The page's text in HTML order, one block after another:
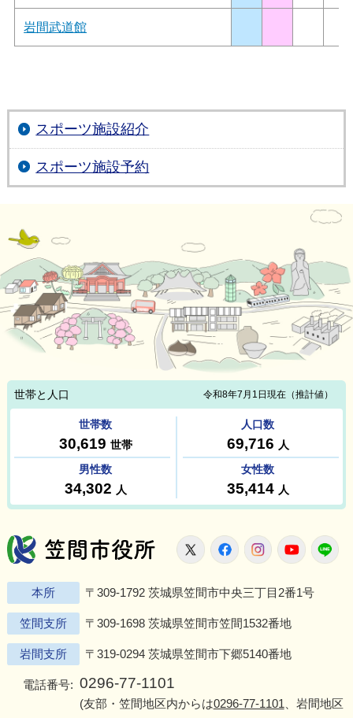
岩間武道館
スポーツ施設紹介
スポーツ施設予約
笠間市役所
X FacebookInstagram
本所 〒309-1792 茨城県笠間市中央三丁目2番1号
笠間支所 〒309-1698 茨城県笠間市笠間1532番地
岩間支所 〒319-0294 茨城県笠間市下郷5140番地
電話番号: 0296-77-1101
(友部・笠間地区内からは0296-77-1101 、岩間地区